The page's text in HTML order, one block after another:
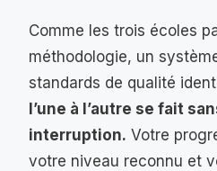
Comme les trois écoles
méthodologie, un
standards de qualité
l’une à l’autre se fait
interruption. Votre
votre niveau reconnu et